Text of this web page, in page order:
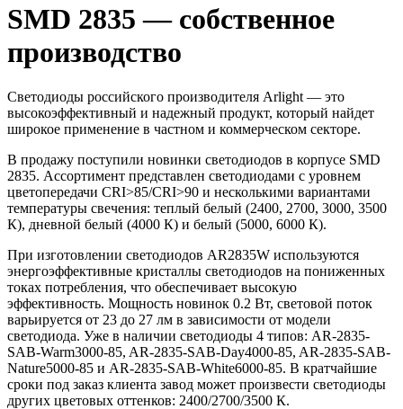
SMD 2835 — собственное
производство
Светодиоды российского производителя Arlight — это
высокоэффективный и надежный продукт, который найдет
широкое применение в частном и коммерческом секторе.
В продажу поступили новинки светодиодов в корпусе SMD
2835. Ассортимент представлен светодиодами с уровнем
цветопередачи CRI>85/CRI>90 и несколькими вариантами
температуры свечения: теплый белый (2400, 2700, 3000, 3500
К), дневной белый (4000 К) и белый (5000, 6000 К).
При изготовлении светодиодов AR2835W используются
энергоэффективные кристаллы светодиодов на пониженных
токах потребления, что обеспечивает высокую
эффективность. Мощность новинок 0.2 Вт, световой поток
варьируется от 23 до 27 лм в зависимости от модели
светодиода. Уже в наличии светодиоды 4 типов: AR-2835-
SAB-Warm3000-85, AR-2835-SAB-Day4000-85, AR-2835-SAB-
Nature5000-85 и AR-2835-SAB-White6000-85. В кратчайшие
сроки под заказ клиента завод может произвести светодиоды
других цветовых оттенков: 2400/2700/3500 К.